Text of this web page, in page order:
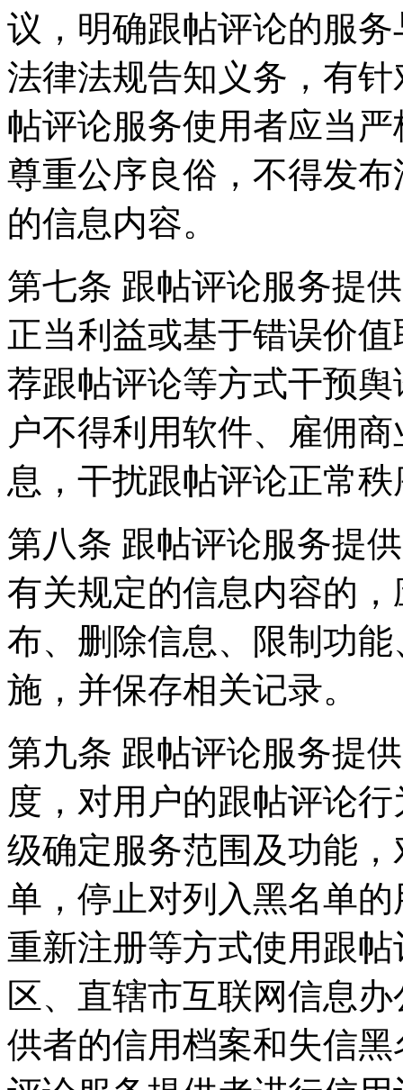
议，明确跟帖评论的服
法律法规告知义务，有
帖评论服务使用者应当
尊重公序良俗，不得发
的信息内容。
第七条 跟帖评论服务提
正当利益或基于错误价
荐跟帖评论等方式干预
户不得利用软件、雇佣
息，干扰跟帖评论正常
第八条 跟帖评论服务提
有关规定的信息内容的
布、删除信息、限制功
施，并保存相关记录。
第九条 跟帖评论服务提
度，对用户的跟帖评论
级确定服务范围及功能
单，停止对列入黑名单
重新注册等方式使用跟
区、直辖市互联网信息
供者的信用档案和失信